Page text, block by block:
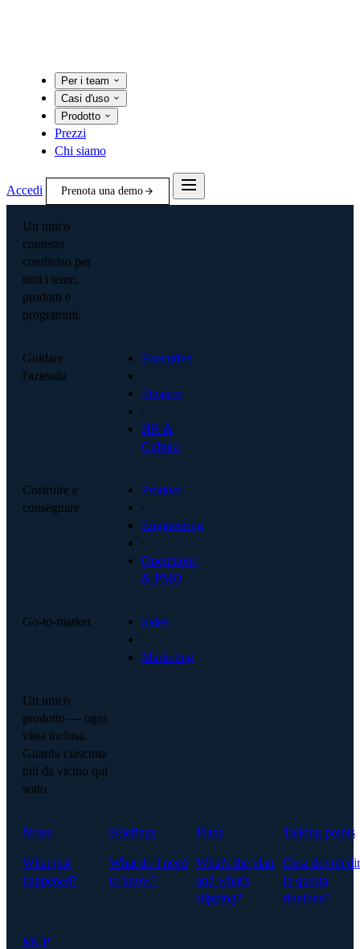
Per i team
Casi d'uso
Prodotto
Prezzi
Chi siamo
Accedi Prenota una demo
Un unico
contesto
condiviso per
tutti i team,
prodotti e
programmi.
Guidare
l'azienda
Executive
·
Finance
·
HR &
Cultura
Costruire e
consegnare
Product
·
Engineering
·
Operations
& PMO
Go-to-market
Sales
·
Marketing
Un unico
prodotto — ogni
vista inclusa.
Guarda ciascuna
più da vicino qui
sotto.
Notes
What just
happened?
Briefings
What do I need
to know?
Plans
What's the plan,
and what's
slipping?
Talking points
Cosa dovrei
in questa
riunione?
MCP